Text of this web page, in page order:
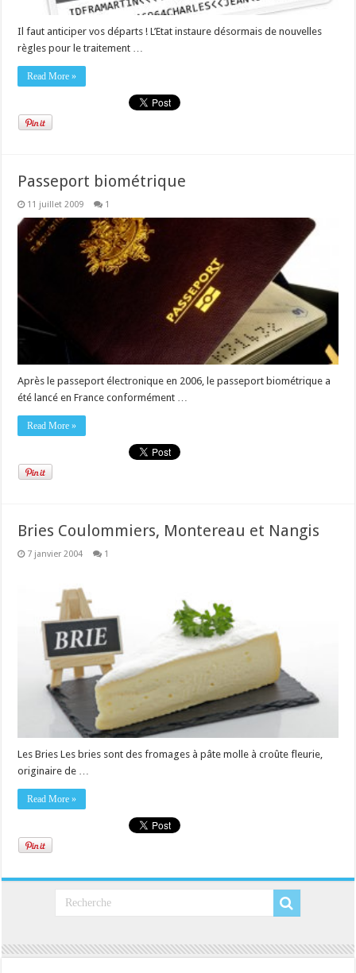
Il faut anticiper vos départs ! L’Etat instaure désormais de nouvelles
règles pour le traitement …
Read More »
Passeport biométrique
11 juillet 2009 1
Après le passeport électronique en 2006, le passeport biométrique a
été lancé en France conformément …
Read More »
Bries Coulommiers, Montereau et Nangis
7 janvier 2004 1
Les Bries Les bries sont des fromages à pâte molle à croûte fleurie,
originaire de …
Read More »